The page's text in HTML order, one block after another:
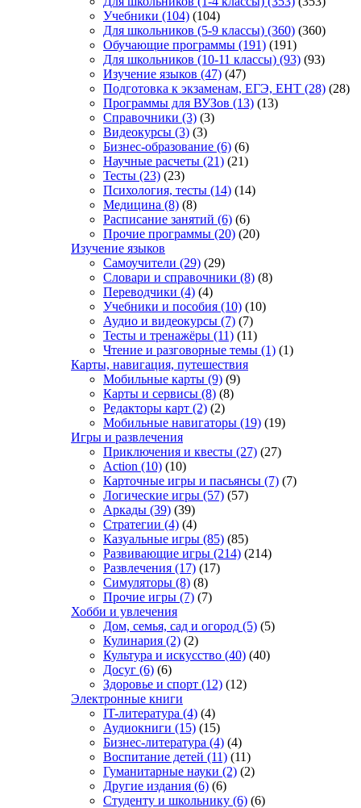
Учебники (104) (104)
Для школьников (5-9 классы) (360) (360)
Обучающие программы (191) (191)
Для школьников (10-11 классы) (93) (93)
Изучение языков (47) (47)
Подготовка к экзаменам, ЕГЭ, ЕНТ (28) (28)
Программы для ВУЗов (13) (13)
Справочники (3) (3)
Видеокурсы (3) (3)
Бизнес-образование (6) (6)
Научные расчеты (21) (21)
Тесты (23) (23)
Психология, тесты (14) (14)
Медицина (8) (8)
Расписание занятий (6) (6)
Прочие программы (20) (20)
Изучение языков
Самоучители (29) (29)
Словари и справочники (8) (8)
Переводчики (4) (4)
Учебники и пособия (10) (10)
Аудио и видеокурсы (7) (7)
Тесты и тренажёры (11) (11)
Чтение и разговорные темы (1) (1)
Карты, навигация, путешествия
Мобильные карты (9) (9)
Карты и сервисы (8) (8)
Редакторы карт (2) (2)
Мобильные навигаторы (19) (19)
Игры и развлечения
Приключения и квесты (27) (27)
Action (10) (10)
Карточные игры и пасьянсы (7) (7)
Логические игры (57) (57)
Аркады (39) (39)
Стратегии (4) (4)
Казуальные игры (85) (85)
Развивающие игры (214) (214)
Развлечения (17) (17)
Симуляторы (8) (8)
Прочие игры (7) (7)
Хобби и увлечения
Дом, семья, сад и огород (5) (5)
Кулинария (2) (2)
Культура и искусство (40) (40)
Досуг (6) (6)
Здоровье и спорт (12) (12)
Электронные книги
IT-литература (4) (4)
Аудиокниги (15) (15)
Бизнес-литература (4) (4)
Воспитание детей (11) (11)
Гуманитарные науки (2) (2)
Другие издания (6) (6)
Студенту и школьнику (6) (6)